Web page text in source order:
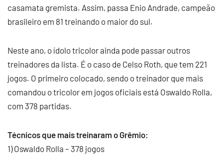
casamata gremista. Assim, passa Enio Andrade, campeão
brasileiro em 81 treinando o maior do sul.
Neste ano, o ídolo tricolor ainda pode passar outros
treinadores da lista. É o caso de Celso Roth, que tem 221
jogos. O primeiro colocado, sendo o treinador que mais
comandou o tricolor em jogos oficiais está Oswaldo Rolla,
com 378 partidas.
Técnicos que mais treinaram o Grêmio:
1) Oswaldo Rolla – 378 jogos